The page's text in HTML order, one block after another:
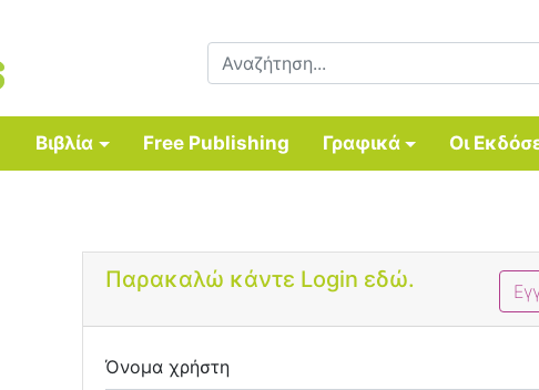
Βιβλία Free Publishing Γραφικά Οι
Παρακαλώ κάντε Login εδώ.
Όνομα χρήστη